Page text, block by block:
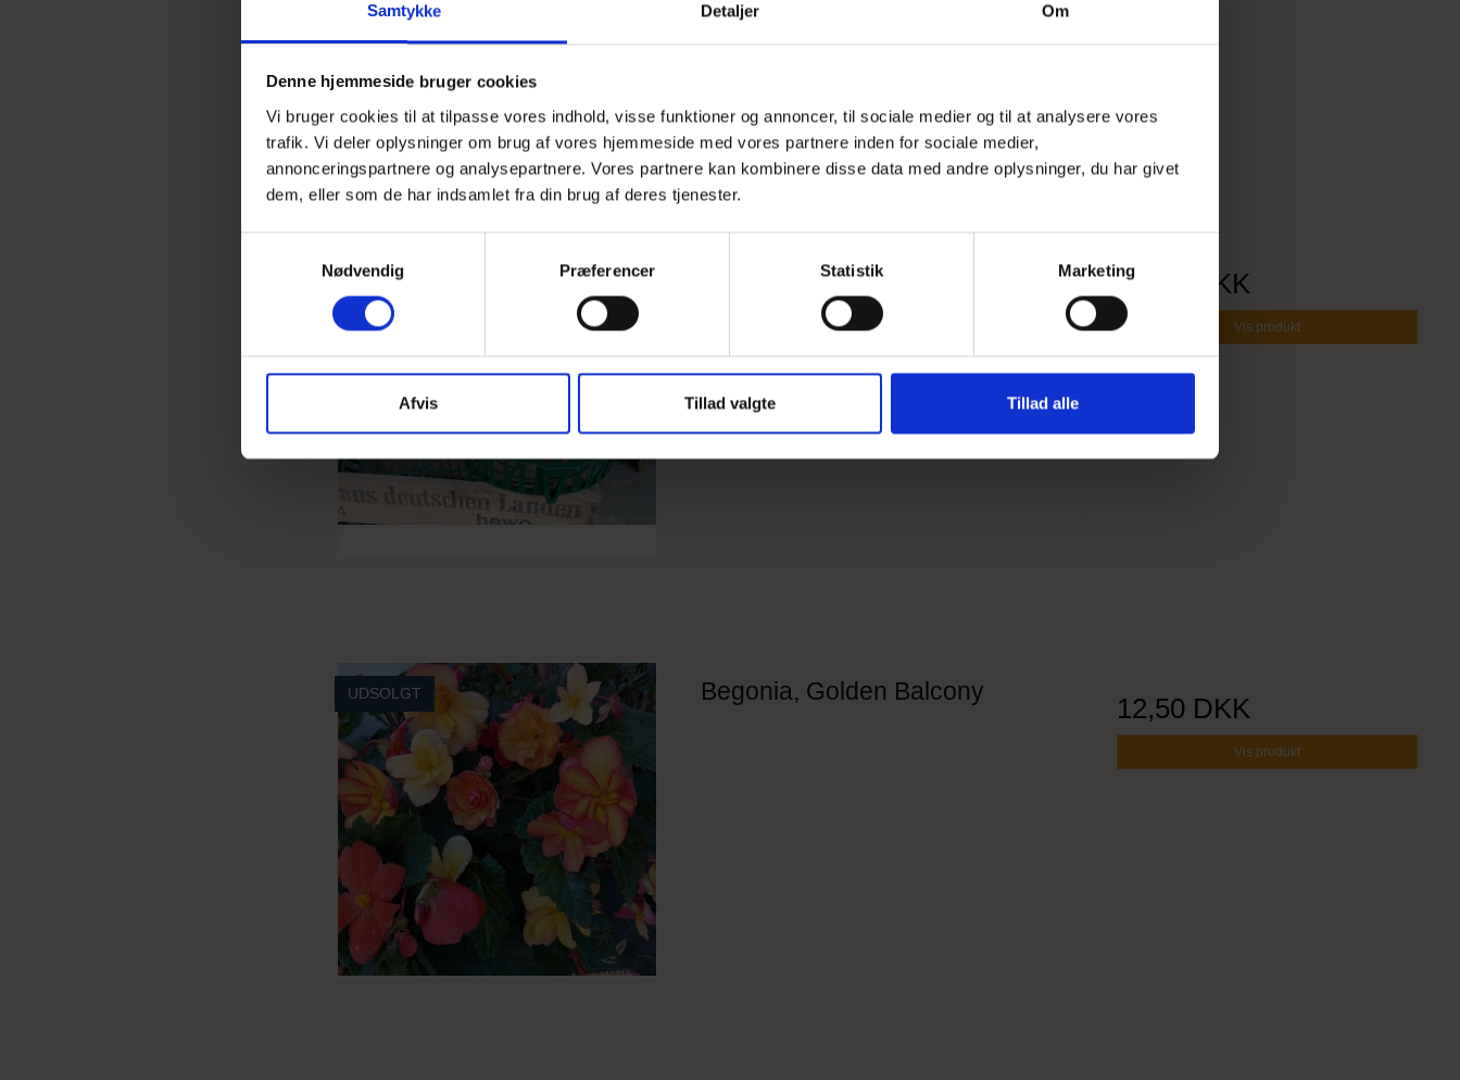
Samtykke Detaljer Om
Denne hjemmeside bruger cookies
Vi bruger cookies til at tilpasse vores indhold, visse funktioner og annoncer, til sociale medier og til at analysere vores
trafik. Vi deler oplysninger om brug af vores hjemmeside med vores partnere inden for sociale medier,
annonceringspartnere og analysepartnere. Vores partnere kan kombinere disse data med andre oplysninger, du har givet
dem, eller som de har indsamlet fra din brug af deres tjenester.
v
Nødvendig Præferencer Statistik Marketing
Afvis Tillad valgte Tillad alle
Løgkurve, sæt á 3 stk
29,95 DKK
Vis produkt
UDSOLGT Begonia, Golden Balcony
12,50 DKK
Vis produkt